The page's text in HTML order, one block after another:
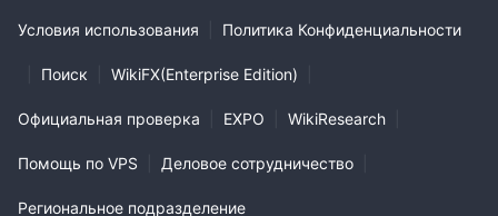
Условия использования Политика Конфиденциальности
Поиск WikiFX(Enterprise Edition)
Официальная проверка EXPO WikiResearch
Помощь по VPS Деловое сотрудничество
Региональное подразделение